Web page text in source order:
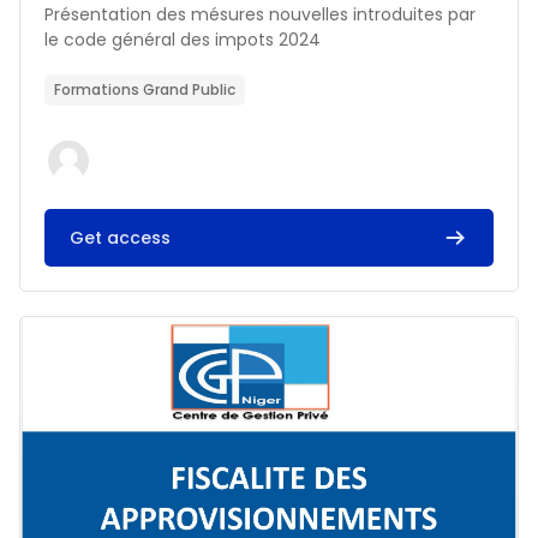
Résumé du cours :
Présentation des mésures nouvelles introduites par
le code général des impots 2024
Formations Grand Public
Get access
Image du cours FISCALITE DES APPROVISIONNEMENTS